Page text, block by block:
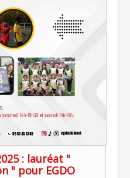
: lauréat "
" pour EGDO